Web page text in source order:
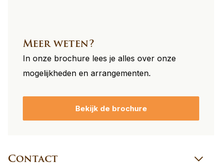
Contact
Meer weten?
In onze brochure lees je alles over onze
mogelijkheden en arrangementen.
Bekijk de brochure